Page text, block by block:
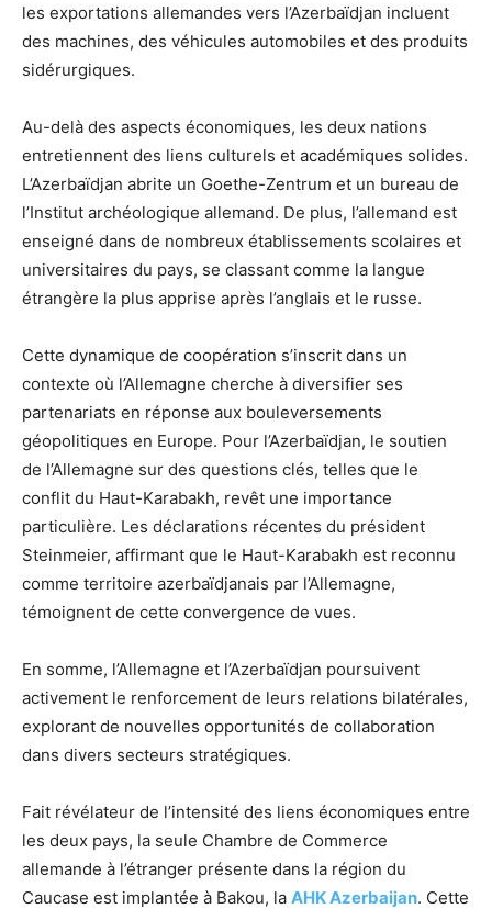
les exportations allemandes vers l’Azerbaïdjan incluent
des machines, des véhicules automobiles et des produits
sidérurgiques.
Au-delà des aspects économiques, les deux nations
entretiennent des liens culturels et académiques solides.
L’Azerbaïdjan abrite un Goethe-Zentrum et un bureau de
l’Institut archéologique allemand. De plus, l’allemand est
enseigné dans de nombreux établissements scolaires et
universitaires du pays, se classant comme la langue
étrangère la plus apprise après l’anglais et le russe.
Cette dynamique de coopération s’inscrit dans un
contexte où l’Allemagne cherche à diversifier ses
partenariats en réponse aux bouleversements
géopolitiques en Europe. Pour l’Azerbaïdjan, le soutien
de l’Allemagne sur des questions clés, telles que le
conflit du Haut-Karabakh, revêt une importance
particulière. Les déclarations récentes du président
Steinmeier, affirmant que le Haut-Karabakh est reconnu
comme territoire azerbaïdjanais par l’Allemagne,
témoignent de cette convergence de vues.
En somme, l’Allemagne et l’Azerbaïdjan poursuivent
activement le renforcement de leurs relations bilatérales,
explorant de nouvelles opportunités de collaboration
dans divers secteurs stratégiques.
Fait révélateur de l’intensité des liens économiques entre
les deux pays, la seule Chambre de Commerce
allemande à l’étranger présente dans la région du
Caucase est implantée à Bakou, la AHK Azerbaijan. Cette